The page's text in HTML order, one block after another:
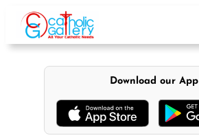
content
Download our App